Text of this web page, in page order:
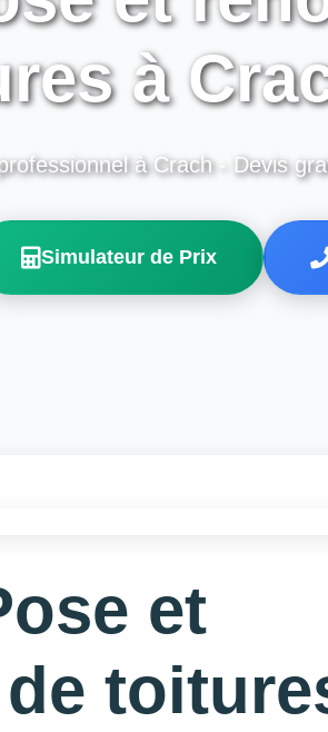
à
à Crach - Devis
Simulateur de Prix
et